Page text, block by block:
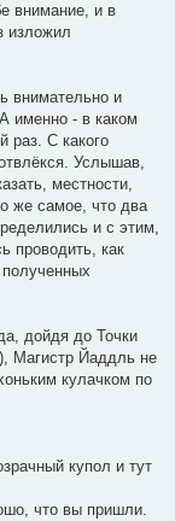
внимание, и в
изложил
внимательно и
именно - в каком
раз. С какого
Услышав,
местности,
же самое, что два
и с этим,
проводить, как
дойдя до Точки
Магистр Йаддль не
кулачком по
купол и тут
что вы пришли.